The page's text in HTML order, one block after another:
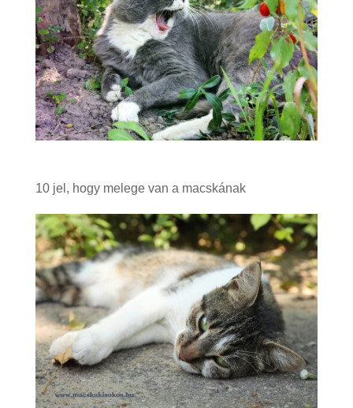
10 jel, hogy melege van a macskának